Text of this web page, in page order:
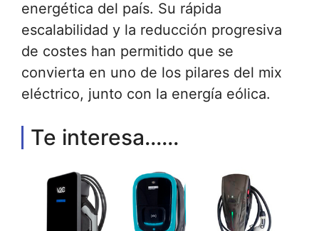
energética del país. Su rápida
escalabilidad y la reducción progresiva
de costes han permitido que se
convierta en uno de los pilares del mix
eléctrico, junto con la energía eólica.
Te interesa......